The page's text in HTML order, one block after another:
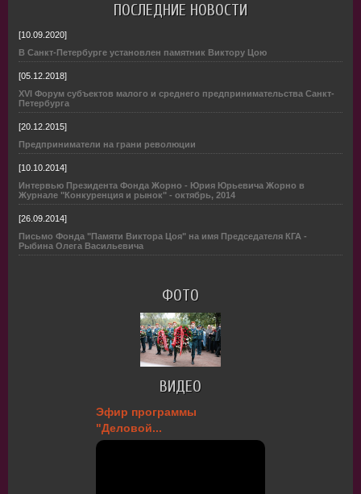
ПОСЛЕДНИЕ НОВОСТИ
[10.09.2020]
В Санкт-Петербурге установлен памятник Виктору Цою
[05.12.2018]
XVI Форум субъектов малого и среднего предпринимательства Санкт-
Петербурга
[20.12.2015]
Предприниматели на грани революции
[10.10.2014]
Интервью Президента Фонда Жорно - Юрия Юрьевича Жорно в
Журнале "Конкуренция и рынок" - октябрь, 2014
[26.09.2014]
Письмо Фонда "Памяти Виктора Цоя" на имя Председателя КГА -
Рыбина Олега Васильевича
ФОТО
ВИДЕО
Эфир программы
"Деловой...